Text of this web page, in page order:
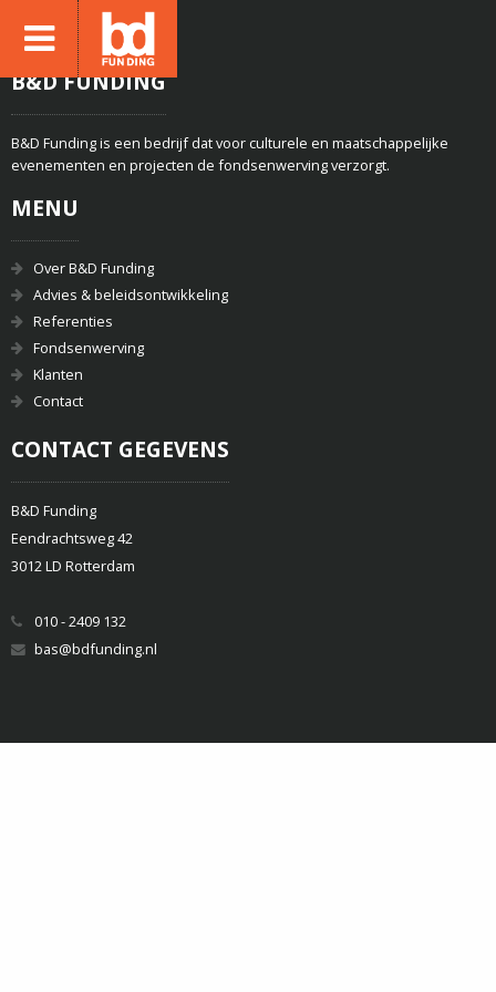
B&D FUNDING
B&D Funding is een bedrijf dat voor culturele en maatschappelijke
evenementen en projecten de fondsenwerving verzorgt.
MENU
Over B&D Funding
Advies & beleidsontwikkeling
Referenties
Fondsenwerving
Klanten
Contact
CONTACT GEGEVENS
B&D Funding
Eendrachtsweg 42
3012 LD Rotterdam
010 - 2409 132
bas@bdfunding.nl